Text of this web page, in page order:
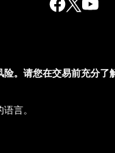
。请您在交易前充分了
言。